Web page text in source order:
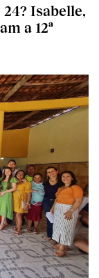
Isabelle,
a 12ª